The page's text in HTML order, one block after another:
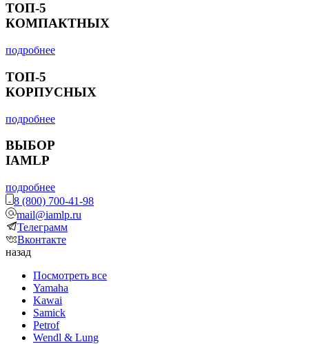
ТОП-5
КОМПАКТНЫХ
подробнее
ТОП-5
КОРПУСНЫХ
подробнее
ВЫБОР
IAMLP
подробнее
8 (800) 700-41-98
mail@iamlp.ru
Телеграмм
Вконтакте
назад
Посмотреть все
Yamaha
Kawai
Samick
Petrof
Wendl & Lung